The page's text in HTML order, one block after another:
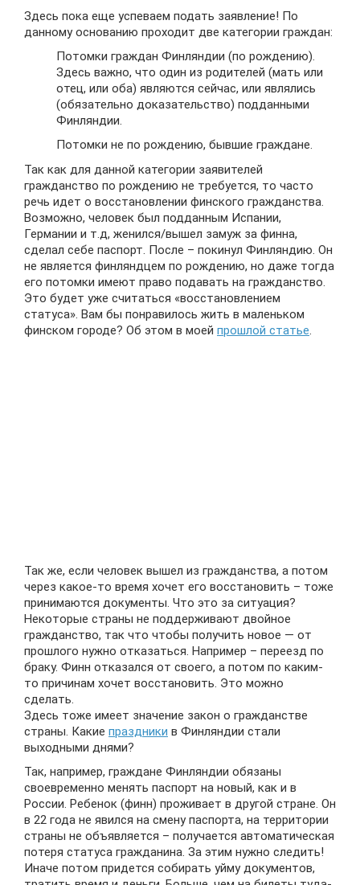
Здесь пока еще успеваем подать заявление! По
данному основанию проходит две категории граждан:
Потомки граждан Финляндии (по рождению).
Здесь важно, что один из родителей (мать или
отец, или оба) являются сейчас, или являлись
(обязательно доказательство) подданными
Финляндии.
Потомки не по рождению, бывшие граждане.
Так как для данной категории заявителей
гражданство по рождению не требуется, то часто
речь идет о восстановлении финского гражданства.
Возможно, человек был подданным Испании,
Германии и т.д, женился/вышел замуж за финна,
сделал себе паспорт. После – покинул Финляндию. Он
не является финляндцем по рождению, но даже тогда
его потомки имеют право подавать на гражданство.
Это будет уже считаться «восстановлением
статуса». Вам бы понравилось жить в маленьком
финском городе? Об этом в моей прошлой статье.
Так же, если человек вышел из гражданства, а потом
через какое-то время хочет его восстановить – тоже
принимаются документы. Что это за ситуация?
Некоторые страны не поддерживают двойное
гражданство, так что чтобы получить новое — от
прошлого нужно отказаться. Например – переезд по
браку. Финн отказался от своего, а потом по каким-
то причинам хочет восстановить. Это можно
сделать.
Здесь тоже имеет значение закон о гражданстве
страны. Какие праздники в Финляндии стали
выходными днями?
Так, например, граждане Финляндии обязаны
своевременно менять паспорт на новый, как и в
России. Ребенок (финн) проживает в другой стране. Он
в 22 года не явился на смену паспорта, на территории
страны не объявляется – получается автоматическая
потеря статуса гражданина. За этим нужно следить!
Иначе потом придется собирать уйму документов,